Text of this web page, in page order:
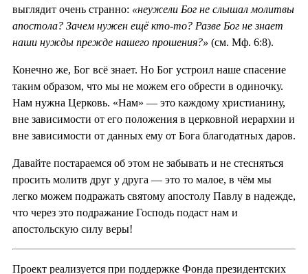
выглядит очень странно: «неужели Бог не слышал молитвы
апостола? Зачем нужен ещё кто-то? Разве Бог не знает
наши нужды прежде нашего прошения?» (см. Мф. 6:8).
Конечно же, Бог всё знает. Но Бог устроил наше спасение
таким образом, что мы не можем его обрести в одиночку.
Нам нужна Церковь. «Нам» — это каждому христианину,
вне зависимости от его положения в церковной иерархии и
вне зависимости от данных ему от Бога благодатных даров.
Давайте постараемся об этом не забывать и не стесняться
просить молитв друг у друга — это то малое, в чём мы
легко можем подражать святому апостолу Павлу в надежде,
что через это подражание Господь подаст нам и
апостольскую силу веры!
Проект реализуется при поддержке Фонда президентских